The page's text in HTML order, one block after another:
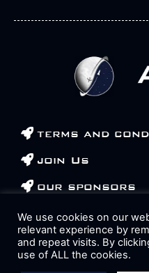
terms and
join Us
our sponsors
contact us
We use cookies on our
relevant experience by
and repeat visits. By
use of ALL the cookies.